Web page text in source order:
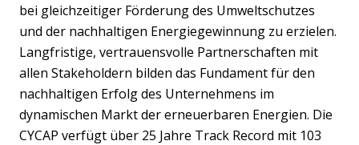
bei gleichzeitiger Förderung des Umweltschutzes
und der nachhaltigen Energiegewinnung zu erzielen.
Langfristige, vertrauensvolle Partnerschaften mit
allen Stakeholdern bilden das Fundament für den
nachhaltigen Erfolg des Unternehmens im
dynamischen Markt der erneuerbaren Energien. Die
CYCAP verfügt über 25 Jahre Track Record mit 103